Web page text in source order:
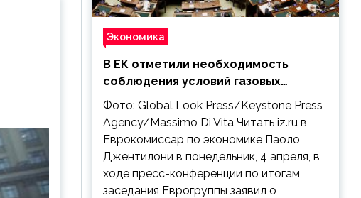
Экономика
В ЕК отметили необходимость
соблюдения условий газовых
контрактов с РФ
Фото: Global Look Press/Keystone Press
Agency/Massimo Di Vita Читать iz.ru в
Еврокомиссар по экономике Паоло
Джентилони в понедельник, 4 апреля, в
ходе пресс-конференции по итогам
заседания Еврогруппы заявил о